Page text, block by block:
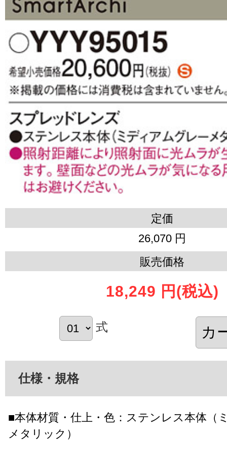
定価
26,070 円
販売価格
18,249 円 (税込)
式
仕様・規格
■本体材質・仕上・色：ステンレス本体（
メタリック）